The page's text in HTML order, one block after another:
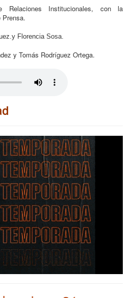
Relaciones Institucionales, con la
Prensa.
Florencia Sosa.
y Tomás Rodríguez Ortega.